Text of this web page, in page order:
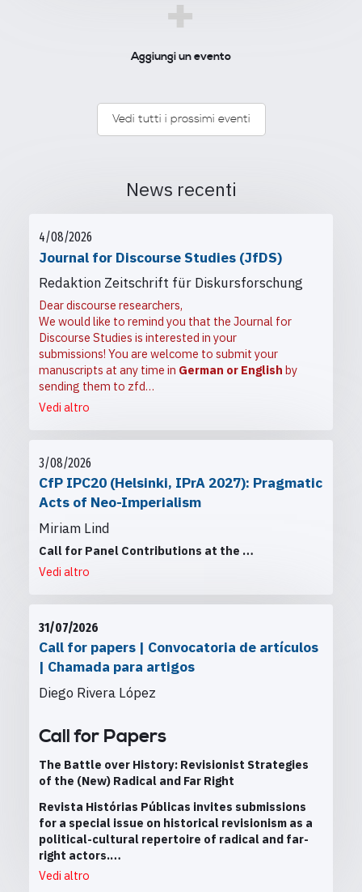
+
Aggiungi un evento
Vedi tutti i prossimi eventi
News recenti
4/08/2026
Journal for Discourse Studies (JfDS)
Redaktion Zeitschrift für Diskursforschung
Dear discourse researchers,
We would like to remind you that the Journal for
Discourse Studies is interested in your
submissions! You are welcome to submit your
manuscripts at any time in German or English by
sending them to zfd…
Vedi altro
3/08/2026
CfP IPC20 (Helsinki, IPrA 2027): Pragmatic
Acts of Neo-Imperialism
Miriam Lind
Call for Panel Contributions at the …
Vedi altro
31/07/2026
Call for papers | Convocatoria de artículos
| Chamada para artigos
Diego Rivera López
Call for Papers
The Battle over History: Revisionist Strategies
of the (New) Radical and Far Right
Revista Histórias Públicas invites submissions
for a special issue on historical revisionism as a
political-cultural repertoire of radical and far-
right actors.…
Vedi altro